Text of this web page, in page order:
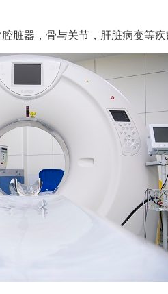
脏器，骨与关节，肝脏病变等疾